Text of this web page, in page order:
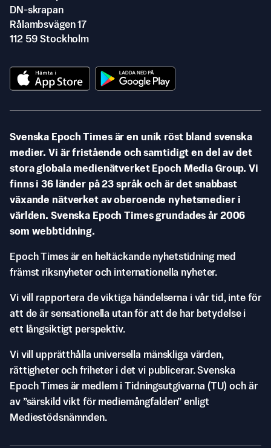
DN-skrapan
Rålambsvägen 17
112 59 Stockholm
Svenska Epoch Times är en unik röst bland svenska
medier. Vi är fristående och samtidigt en del av det
stora globala medienätverket Epoch Media Group. Vi
finns i 36 länder på 23 språk och är det snabbast
växande nätverket av oberoende nyhetsmedier i
världen. Svenska Epoch Times grundades år 2006
som webbtidning.
Epoch Times är en heltäckande nyhetstidning med
främst riksnyheter och internationella nyheter.
Vi vill rapportera de viktiga händelserna i vår tid, inte för
att de är sensationella utan för att de har betydelse i
ett långsiktigt perspektiv.
Vi vill upprätthålla universella mänskliga värden,
rättigheter och friheter i det vi publicerar. Svenska
Epoch Times är medlem i Tidningsutgivarna (TU) och är
av ”särskild vikt för mediemångfalden” enligt
Mediestödsnämnden.